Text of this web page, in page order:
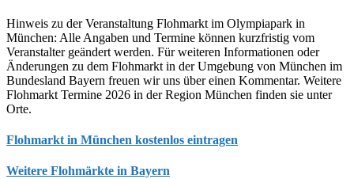
Hinweis zu der Veranstaltung Flohmarkt im Olympiapark in
München: Alle Angaben und Termine können kurzfristig vom
Veranstalter geändert werden. Für weiteren Informationen oder
Änderungen zu dem Flohmarkt in der Umgebung von München im
Bundesland Bayern freuen wir uns über einen Kommentar. Weitere
Flohmarkt Termine 2026 in der Region München finden sie unter
Orte.
Flohmarkt in München kostenlos eintragen
Weitere Flohmärkte in Bayern